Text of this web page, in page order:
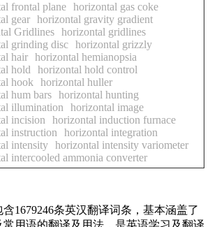
frontal plane horizontal gas coke
gear horizontal gravity gradient
Gridlines horizontal gridlines
grinding disc horizontal grizzly
hair horizontal hemianopsia
hold
horizontal hold control
hook
horizontal huller
hum bars horizontal hunting
illumination
horizontal image
incision
horizontal induction furnace
instruction
horizontal integration
intensity horizontal intensity variometer
intercooled ammonia converter
1679246条英汉翻译词条，基本涵盖了
用语的翻译及用法，是英语学习及翻译